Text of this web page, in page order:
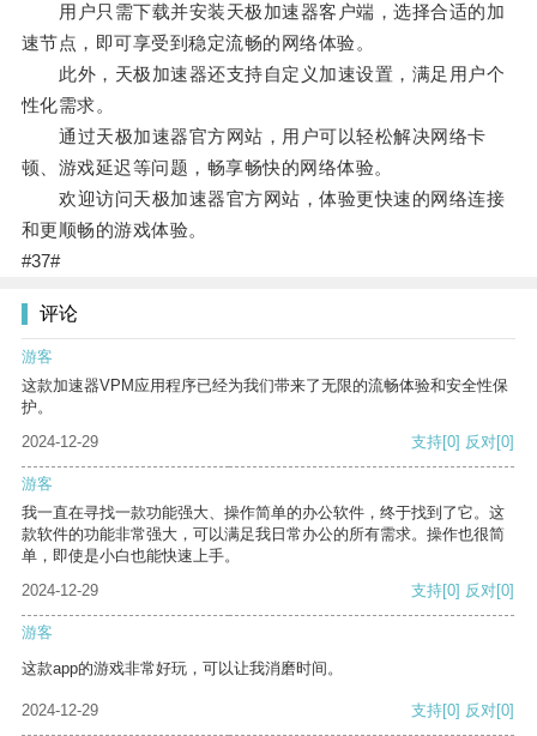
用户只需下载并安装天极加速器客户端，选择合适的加
速节点，即可享受到稳定流畅的网络体验。
此外，天极加速器还支持自定义加速设置，满足用户个
性化需求。
通过天极加速器官方网站，用户可以轻松解决网络卡
顿、游戏延迟等问题，畅享畅快的网络体验。
欢迎访问天极加速器官方网站，体验更快速的网络连接
和更顺畅的游戏体验。
#37#
评论
游客
这款加速器VPM应用程序已经为我们带来了无限的流畅体验和安全性保
护。
2024-12-29
支持[0] 反对[0]
游客
我一直在寻找一款功能强大、操作简单的办公软件，终于找到了它。这
款软件的功能非常强大，可以满足我日常办公的所有需求。操作也很简
单，即使是小白也能快速上手。
2024-12-29
支持[0] 反对[0]
游客
这款app的游戏非常好玩，可以让我消磨时间。
2024-12-29 支持[0] 反对[0]